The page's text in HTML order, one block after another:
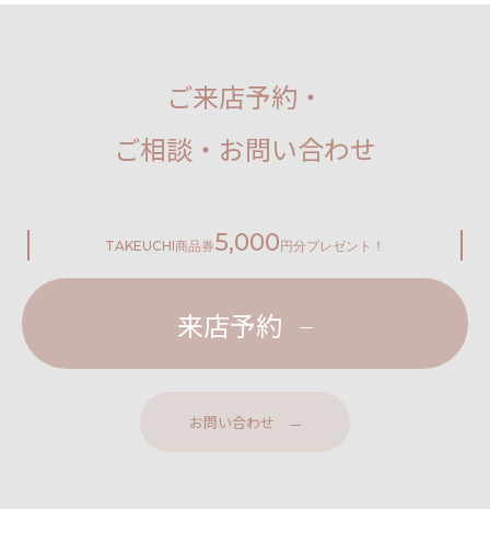
ご来店予約・
ご相談・お問い合わせ
TAKEUCHI商品券5,000円分プレゼント！
来店予約
お問い合わせ